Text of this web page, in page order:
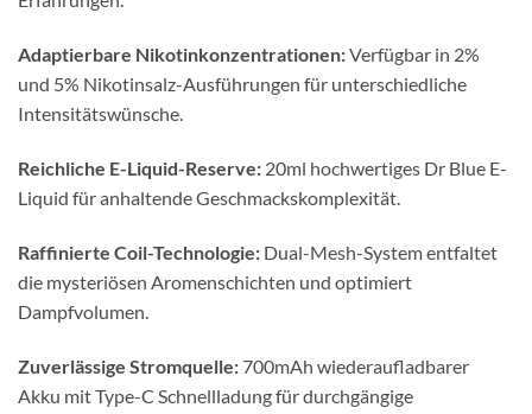
Adaptierbare Nikotinkonzentrationen:Verfügbar in 2%
und 5% Nikotinsalz-Ausführungen für unterschiedliche
Intensitätswünsche.
Reichliche E-Liquid-Reserve: 20ml hochwertiges Dr Blue E-
Liquid für anhaltende Geschmackskomplexität.
Raffinierte Coil-Technologie: Dual-Mesh-System entfaltet
die mysteriösen Aromenschichten und optimiert
Dampfvolumen.
Zuverlässige Stromquelle: 700mAh wiederaufladbarer
Akku mit Type-C Schnellladung für durchgängige